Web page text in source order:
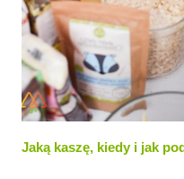
Jaką kaszę, kiedy i jak